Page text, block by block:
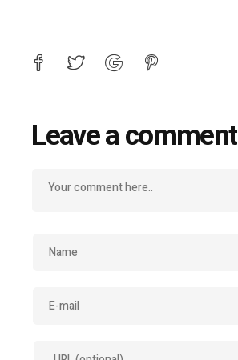
Leave a comment